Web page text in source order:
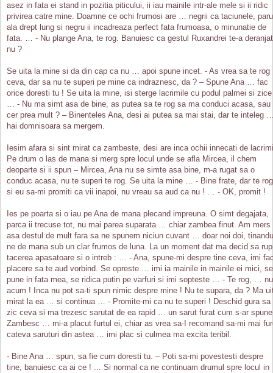
asez in fata ei stand in pozitia piticului, ii iau mainile intr-ale mele si ii ridic
privirea catre mine. Doamne ce ochi frumosi are … negrii ca taciunele,
ala drept lung si negru ii incadreaza perfect fata frumoasa, o minunatie de
fata. … - Nu plange Ana, te rog. Banuiesc ca gestul Ruxandrei te-a
nu ?
Se uita la mine si da din cap ca nu … apoi spune incet. - As vrea sa te rog
ceva, dar sa nu te superi pe mine ca indraznesc, da ? – Spune Ana … fac
orice doresti tu ! Se uita la mine, isi sterge lacrimile cu podul palmei si
… - Nu ma simt asa de bine, as putea sa te rog sa ma conduci acasa, sau
cer prea mult ? – Binenteles Ana, desi ai putea sa mai stai, dar te inteleg
hai domnisoara sa mergem.
Iesim afara si sint mirat ca zambeste, desi are inca ochii innecati de
Pe drum o las de mana si merg spre locul unde se afla Mircea, il chem
deoparte si ii spun – Mircea, Ana nu se simte asa bine, m-a rugat sa o
conduc acasa, nu te superi te rog. Se uita la mine … - Bine frate, dar te rog
si eu sa-mi promiti ca vii inapoi, nu vreau sa aud ca nu ! … - OK, promit !
Ies pe poarta si o iau pe Ana de mana plecand impreuna. O simt degajata,
parca ii trecuse tot, nu mai parea suparata … chiar zambea finut. Am mers
asa destul de mult fara sa ne spunem niciun cuvant … doar noi doi,
ne de mana sub un clar frumos de luna. La un moment dat ma decid sa rup
tacerea apasatoare si o intreb : … - Ana, spune-mi despre tine ceva, imi
placere sa te aud vorbind. Se opreste … imi ia mainile in mainile ei mici, se
pune in fata mea, se ridica putin pe varfuri si imi sopteste … - Te rog, … nu
acum ! Inca nu pot sa-ti spun nimic despre mine ! Nu te supara, da ? Ma
mirat la ea … si continua … - Promite-mi ca nu te superi ! Deschid gura sa
zic ceva si ma trezesc sarutat de ea rapid … un sarut furat cum s-ar
Zambesc … mi-a placut furtul ei, chiar as vrea sa-I recomand sa-mi mai
cateva saruturi din astea … imi plac si culmea ma excita teribil.
- Bine Ana … spun, sa fie cum doresti tu. – Poti sa-mi povestesti despre
tine, banuiesc ca ai ce ! ... Si normal ca ne continuam drumul spre locul in